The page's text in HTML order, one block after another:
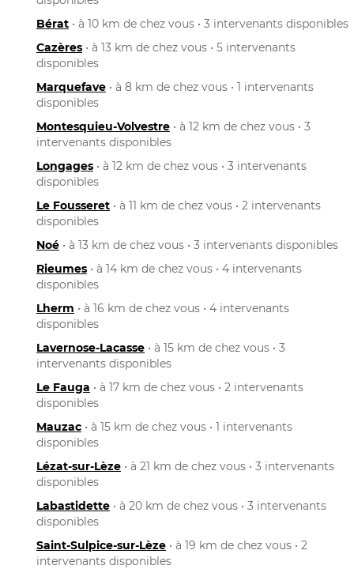
Bérat • à 10 km de chez vous • 3 intervenants disponibles
Cazères • à 13 km de chez vous • 5 intervenants
disponibles
Marquefave • à 8 km de chez vous • 1 intervenants
disponibles
Montesquieu-Volvestre • à 12 km de chez vous • 3
intervenants disponibles
Longages • à 12 km de chez vous • 3 intervenants
disponibles
Le Fousseret • à 11 km de chez vous • 2 intervenants
disponibles
Noé • à 13 km de chez vous • 3 intervenants disponibles
Rieumes • à 14 km de chez vous • 4 intervenants
disponibles
Lherm • à 16 km de chez vous • 4 intervenants
disponibles
Lavernose-Lacasse • à 15 km de chez vous • 3
intervenants disponibles
Le Fauga • à 17 km de chez vous • 2 intervenants
disponibles
Mauzac • à 15 km de chez vous • 1 intervenants
disponibles
Lézat-sur-Lèze • à 21 km de chez vous • 3 intervenants
disponibles
Labastidette • à 20 km de chez vous • 3 intervenants
disponibles
Saint-Sulpice-sur-Lèze • à 19 km de chez vous • 2
intervenants disponibles